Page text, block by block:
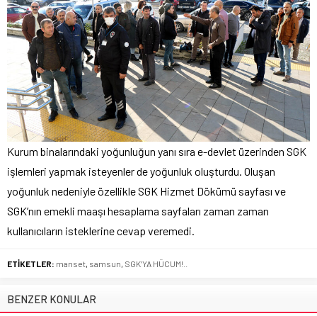
Kurum binalarındaki yoğunluğun yanı sıra e-devlet üzerinden SGK
işlemleri yapmak isteyenler de yoğunluk oluşturdu. Oluşan
yoğunluk nedeniyle özellikle SGK Hizmet Dökümü sayfası ve
SGK’nın emekli maaşı hesaplama sayfaları zaman zaman
kullanıcıların isteklerine cevap veremedi.
ETİKETLER: manset samsun SGK’YA HÜCUM!..
BENZER KONULAR